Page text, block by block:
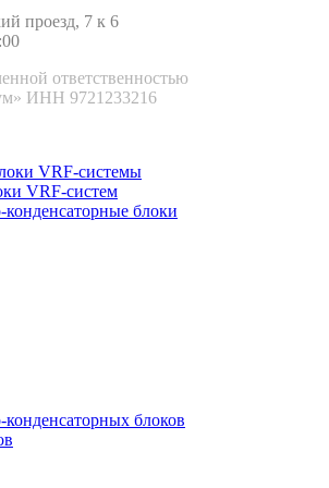
проезд, 7 к 6
ответственностью
ИНН 9721233216
VRF-cистемы
VRF-cистем
блоки
блоков